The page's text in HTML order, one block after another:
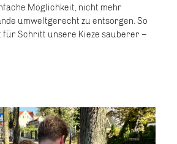
Möglichkeit, nicht mehr
umweltgerecht zu entsorgen. So
Schritt unsere Kieze sauberer –